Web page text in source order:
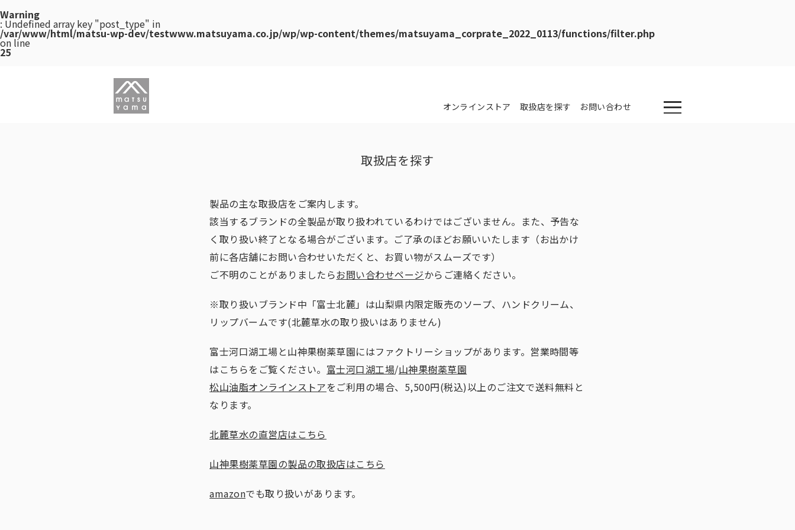
Warning
: Undefined array key "post_type" in
/var/www/html/matsu-wp-dev/testwww.matsuyama.co.jp/wp/wp-content/themes/matsuyama_corprate_2022_0113/functions/filter.php
on line
25
オンラインストア 取扱店を探す お問い合わせ
取扱店を探す
製品の主な取扱店をご案内します。
該当するブランドの全製品が取り扱われているわけではございません。また、予告な
く取り扱い終了となる場合がございます。ご了承のほどお願いいたします（お出かけ
前に各店舗にお問い合わせいただくと、お買い物がスムーズです）
ご不明のことがありましたらお問い合わせページからご連絡ください。
※取り扱いブランド中「富士北麓」は山梨県内限定販売のソープ、ハンドクリーム、
リップバームです(北麓草水の取り扱いはありません)
富士河口湖工場と山神果樹薬草園にはファクトリーショップがあります。営業時間等
はこちらをご覧ください。 富士河口湖工場/山神果樹薬草園
松山油脂オンラインストアをご利用の場合、5,500円(税込)以上のご注文で送料無料と
なります。
北麓草水の直営店はこちら
山神果樹薬草園の製品の取扱店はこちら
amazonでも取り扱いがあります。